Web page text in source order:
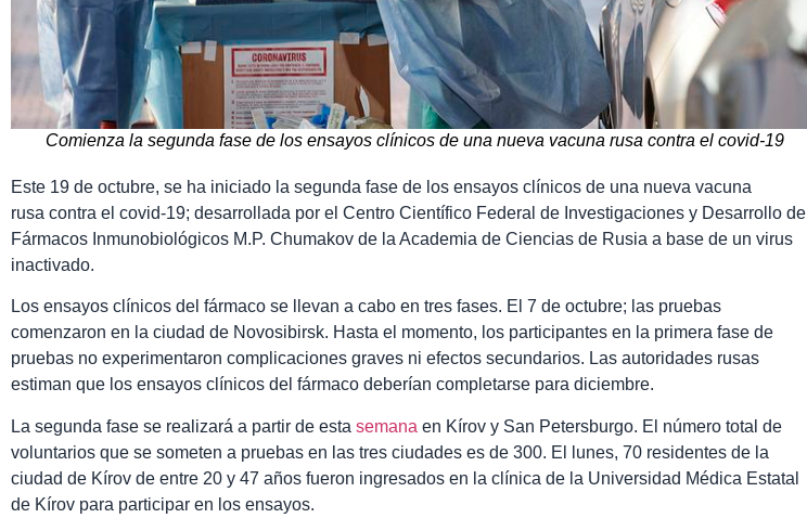
Comienza la segunda fase de los ensayos clínicos de una nueva vacuna rusa contra el covid-19
Este 19 de octubre, se ha iniciado la segunda fase de los ensayos clínicos de una nueva vacuna
rusa contra el covid-19; desarrollada por el Centro Científico Federal de Investigaciones y Desarrollo de
Fármacos Inmunobiológicos M.P. Chumakov de la Academia de Ciencias de Rusia a base de un virus
inactivado.
Los ensayos clínicos del fármaco se llevan a cabo en tres fases. El 7 de octubre; las pruebas
comenzaron en la ciudad de Novosibirsk. Hasta el momento, los participantes en la primera fase de
pruebas no experimentaron complicaciones graves ni efectos secundarios. Las autoridades rusas
estiman que los ensayos clínicos del fármaco deberían completarse para diciembre.
La segunda fase se realizará a partir de esta semana en Kírov y San Petersburgo. El número total de
voluntarios que se someten a pruebas en las tres ciudades es de 300. El lunes, 70 residentes de la
ciudad de Kírov de entre 20 y 47 años fueron ingresados en la clínica de la Universidad Médica Estatal
de Kírov para participar en los ensayos.